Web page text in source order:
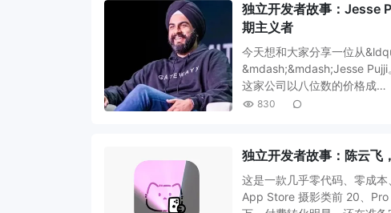
独立开发者故事：Jesse
期主义者
今天想和大家分享一位从
&mdash;&mdash;Jesse Pujji
这家公司以八位数的价格成…
830
独立开发者故事：陈云飞
这是一款几乎零代码、零成
App Store 摄影类前 20、